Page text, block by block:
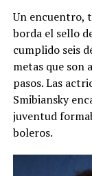
Un encuentro,
borda el sello
cumplido seis
metas que son
pasos. Las
Smibiansky
juventud
boleros.